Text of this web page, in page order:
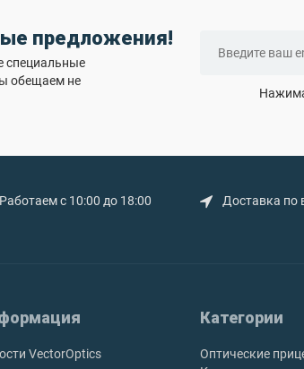
предложения!
специальные
обещаем не
Работаем с 10:00 до 18:00 Доставка по
VectorOptics
Категории
Оптические